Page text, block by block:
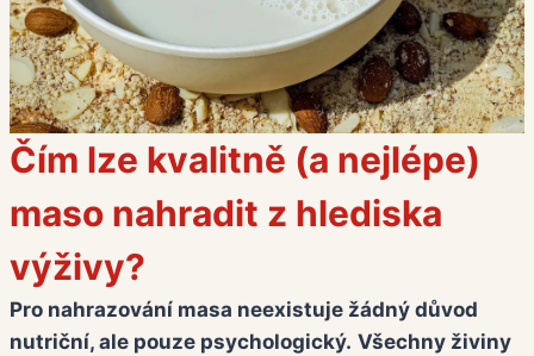
Čím lze kvalitně (a nejlépe)
maso nahradit z hlediska
výživy?
Pro nahrazování masa neexistuje žádný důvod
nutriční, ale pouze psychologický. Všechny živiny